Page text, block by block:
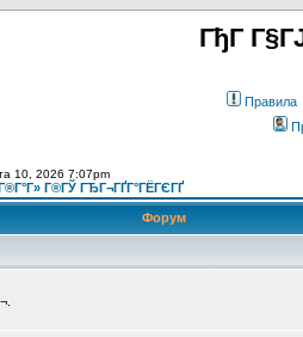
ГђГ
Правила
10, 2026 7:07pm
Г®ГЎ ГЂГ¬ГҐГ°ГЁГЄГҐ
Форум